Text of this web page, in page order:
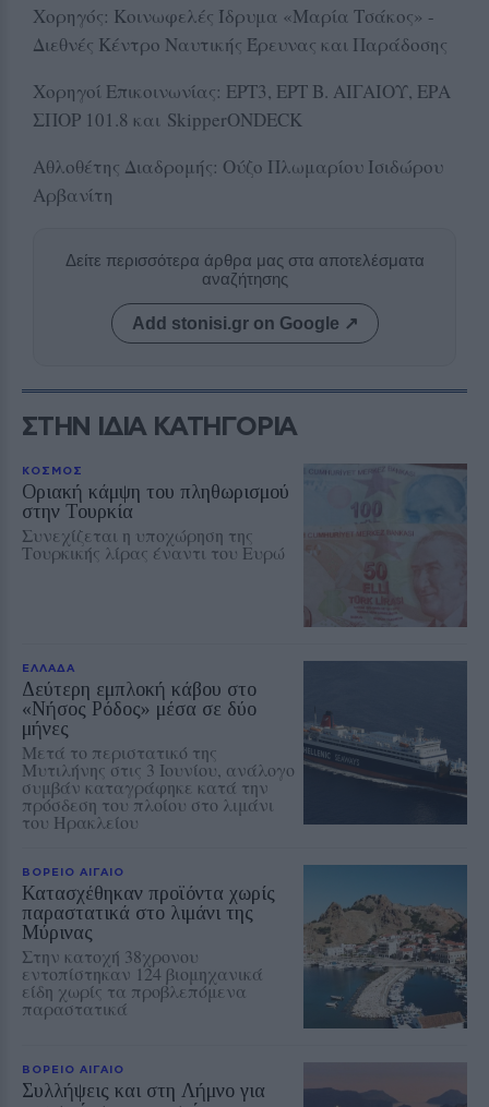
Χορηγός: Κοινωφελές Ίδρυμα «Μαρία Τσάκος» -
Διεθνές Κέντρο Ναυτικής Έρευνας και Παράδοσης
Χορηγοί Επικοινωνίας: ΕΡΤ3, ΕΡΤ Β. ΑΙΓΑΙΟΥ, ΕΡΑ
ΣΠΟΡ 101.8 και SkipperONDECK
Αθλοθέτης Διαδρομής: Ούζο Πλωμαρίου Ισιδώρου
Αρβανίτη
Δείτε περισσότερα άρθρα μας στα αποτελέσματα
αναζήτησης
Add stonisi.gr on Google ↗
ΣΤΗΝ ΙΔΙΑ ΚΑΤΗΓΟΡΙΑ
ΚΟΣΜΟΣ
Οριακή κάμψη του πληθωρισμού
στην Τουρκία
Συνεχίζεται η υποχώρηση της
Τουρκικής λίρας έναντι του Ευρώ
ΕΛΛΑΔΑ
Δεύτερη εμπλοκή κάβου στο
«Νήσος Ρόδος» μέσα σε δύο
μήνες
Μετά το περιστατικό της
Μυτιλήνης στις 3 Ιουνίου, ανάλογο
συμβάν καταγράφηκε κατά την
πρόσδεση του πλοίου στο λιμάνι
του Ηρακλείου
ΒΟΡΕΙΟ ΑΙΓΑΙΟ
Κατασχέθηκαν προϊόντα χωρίς
παραστατικά στο λιμάνι της
Μύρινας
Στην κατοχή 38χρονου
εντοπίστηκαν 124 βιομηχανικά
είδη χωρίς τα προβλεπόμενα
παραστατικά
ΒΟΡΕΙΟ ΑΙΓΑΙΟ
Συλλήψεις και στη Λήμνο για